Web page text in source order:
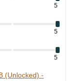
5
5
5
(Unlocked) -